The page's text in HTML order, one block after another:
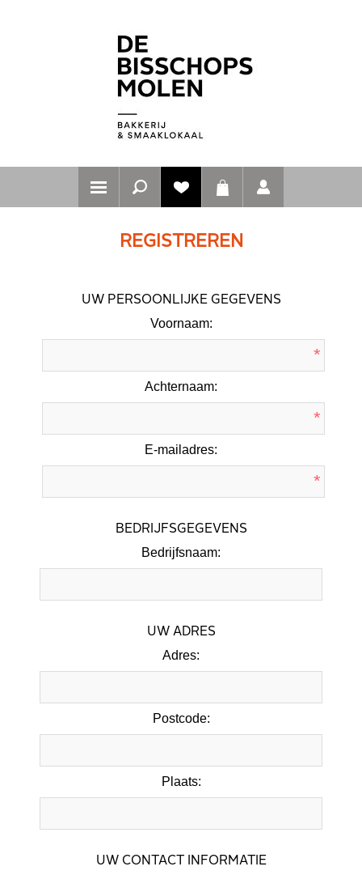
REGISTREREN
UW PERSOONLIJKE GEGEVENS
Voornaam:
*
Achternaam:
*
E-mailadres:
*
BEDRIJFSGEGEVENS
Bedrijfsnaam:
UW ADRES
Adres:
Postcode:
Plaats:
UW CONTACT INFORMATIE